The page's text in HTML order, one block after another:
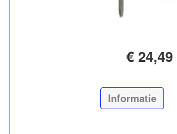
€ 24,49
Informatie